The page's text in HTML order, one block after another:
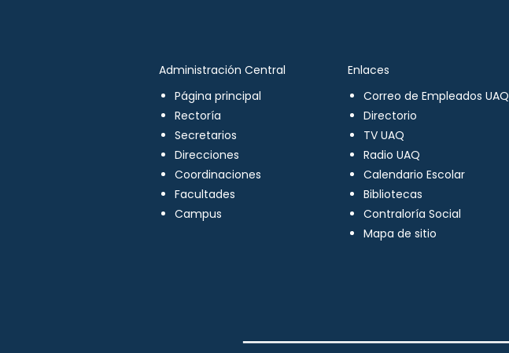
Administración Central
Página principal
Rectoría
Secretarios
Direcciones
Coordinaciones
Facultades
Campus
Enlaces
Correo de Empleados UAQ
Directorio
TV UAQ
Radio UAQ
Calendario Escolar
Bibliotecas
Contraloría Social
Mapa de sitio